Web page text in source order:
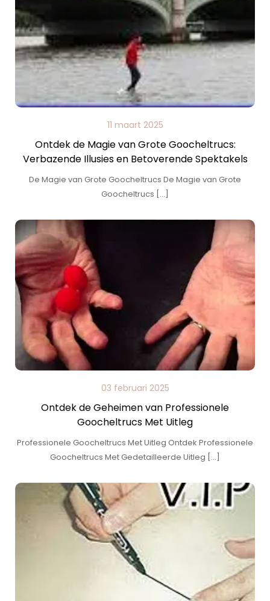
11 maart 2025
Ontdek de Magie van Grote Goocheltrucs:
Verbazende Illusies en Betoverende Spektakels
De Magie van Grote Goocheltrucs De Magie van Grote
Goocheltrucs […]
03 februari 2025
Ontdek de Geheimen van Professionele
Goocheltrucs Met Uitleg
Professionele Goocheltrucs Met Uitleg Ontdek Professionele
Goocheltrucs Met Gedetailleerde Uitleg […]